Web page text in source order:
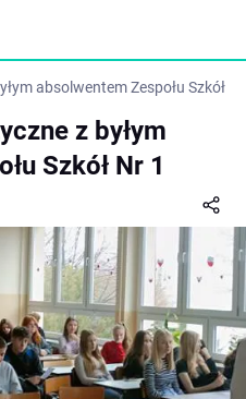
absolwentem Zespołu Szkół
z byłym
Szkół Nr 1